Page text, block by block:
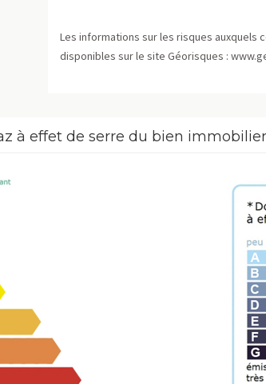
Les informations sur les risques auxquels
disponibles sur le site Géorisques :
à effet de serre du bien immobilier